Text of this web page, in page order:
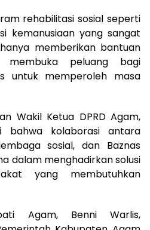
rehabilitasi sosial seperti
kemanusiaan yang sangat
memberikan bantuan
peluang bagi
untuk memperoleh masa
Wakil Ketua DPRD Agam,
bahwa kolaborasi antara
sosial, dan Baznas
dalam menghadirkan solusi
yang membutuhkan
Agam, Benni Warlis,